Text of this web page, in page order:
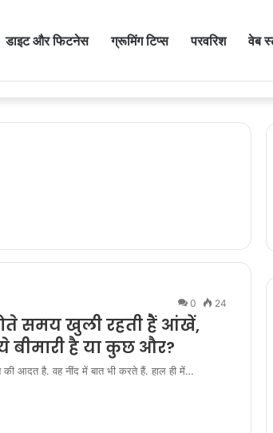
डाइट और फिटनेस ग्रूमिंग टिप्स परवरिश वेब
जानिए कौन-सी चीजें खाएं और किनसे करें परहेज
0 24
समय खुली रहती हैं आंखें,
बीमारी है या कुछ और?
आदत है. वह नींद में बात भी करते हैं. हाल ही में…